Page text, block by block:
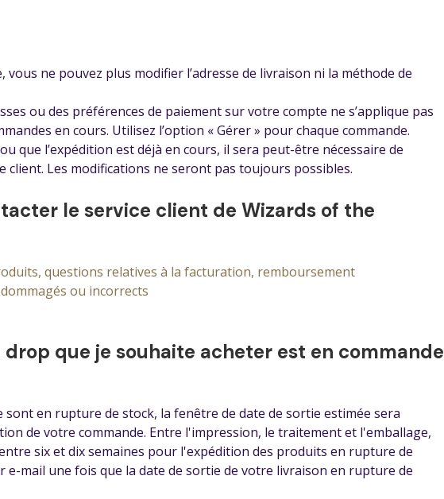
vous ne pouvez plus modifier l’adresse de livraison ni la méthode de
ou des préférences de paiement sur votre compte ne s’applique pas
en cours. Utilisez l’option « Gérer » pour chaque commande.
que l’expédition est déjà en cours, il sera peut-être nécessaire de
client. Les modifications ne seront pas toujours possibles.
le service client de Wizards of the
questions relatives à la facturation, remboursement
ou incorrects
que je souhaite acheter est en commande
sont en rupture de stock, la fenêtre de date de sortie estimée sera
de votre commande. Entre l'impression, le traitement et l'emballage,
six et dix semaines pour l'expédition des produits en rupture de
e-mail une fois que la date de sortie de votre livraison en rupture de